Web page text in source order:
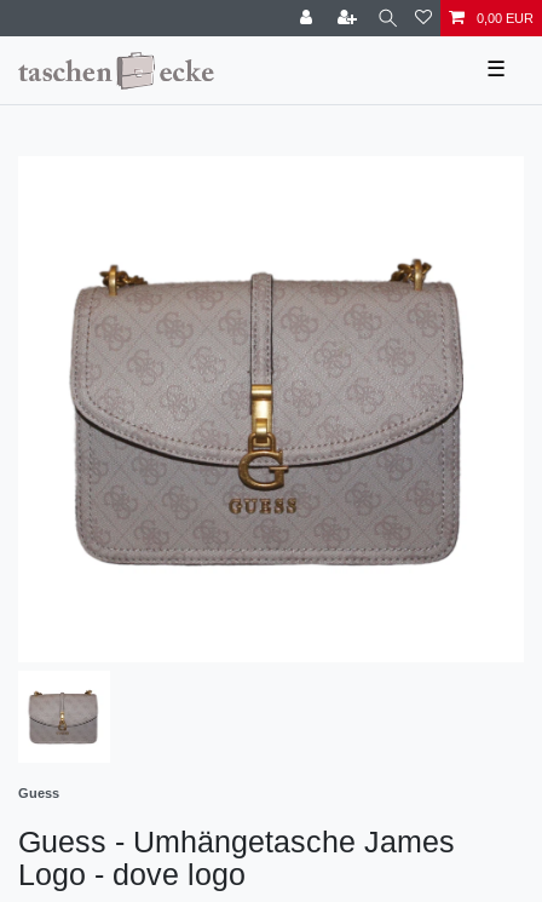
0,00 EUR
☰
Guess
Guess - Umhängetasche James
Logo - dove logo